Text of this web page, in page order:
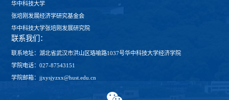
华中科技大学
张培刚发展经济学研究基金会
华中科技大学张培刚发展研究院
联系我们：
联系地址：湖北省武汉市洪山区珞喻路1037号华中科技大学经济学院
学院电话：027-87543151
学院邮箱：jjxysjyzxx@hust.edu.cn